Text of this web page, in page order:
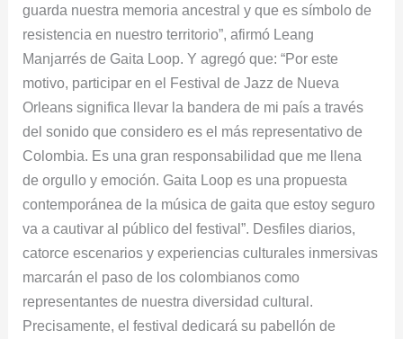
guarda nuestra memoria ancestral y que es símbolo de
resistencia en nuestro territorio”, afirmó Leang
Manjarrés de Gaita Loop. Y agregó que: “Por este
motivo, participar en el Festival de Jazz de Nueva
Orleans significa llevar la bandera de mi país a través
del sonido que considero es el más representativo de
Colombia. Es una gran responsabilidad que me llena
de orgullo y emoción. Gaita Loop es una propuesta
contemporánea de la música de gaita que estoy seguro
va a cautivar al público del festival”. Desfiles diarios,
catorce escenarios y experiencias culturales inmersivas
marcarán el paso de los colombianos como
representantes de nuestra diversidad cultural.
Precisamente, el festival dedicará su pabellón de